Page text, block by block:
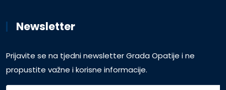
Newsletter
Prijavite se na tjedni newsletter Grada Opatije i ne
propustite važne i korisne informacije.